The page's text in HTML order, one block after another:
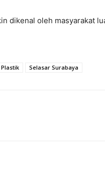
dikenal oleh masyarakat
Selasar Surabaya